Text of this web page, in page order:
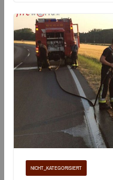
NICHT_KATEGORISIERT